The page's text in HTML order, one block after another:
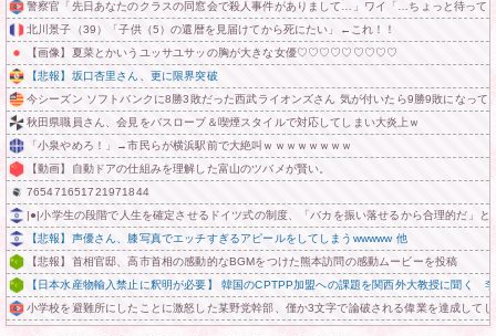
警察官「先日あなたのクラスの同窓会で殺人事件がありまして…」ワイ「…ちょっと待っ
北川景子（39）「子供（5）の還暦を見届けてから死にたい」←これ！！
【画像】夏菜とかいうユッサユサッの胸が大きな女優♡♡♡♡♡♡♡♡♡
【悲報】坂口杏里さん、更に限界突破
今シーズン ソフトバンクに8勝3敗だった西武ライオンズさん 気が付いたら9勝9敗になって
秋田県職員さん、会見をバスローブ＆喫煙スタイルで対応してしまい大炎上ｗ
「小泉やめろ！」→市民らが横浜駅前で大絶叫ｗｗｗｗｗｗｗｗ
【動画】自動ドアの仕組みを理解した富山のツバメが賢い。
765471651721971844
|●|小学生の段階で人生を確定させるドイツ式の制度、「バカを振い落せるから合理的だ」
【悲報】声優さん、膝写真でエッチすぎるアピールをしてしまうwwwww 他
【悲報】首相官邸、高市首相の感動的なBGMをつけた熊本訪問の感動ムービーを投稿
【日本水産物輸入禁止に釈明が必要】 韓国のCPTPP加盟への課題を関西外大教授に聞く
小学校を避難所にしたことに激怒した某野党幹部、僅か3文字で論破される偉業を達成して